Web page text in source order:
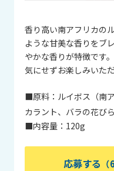
香り高い南アフリカの
ような甘美な香りをブ
やかな香りが特徴です
気にせずお楽しみいただ
■原料： ルイボス（南
カラント、バラの花び
■内容量： 120g
応募する